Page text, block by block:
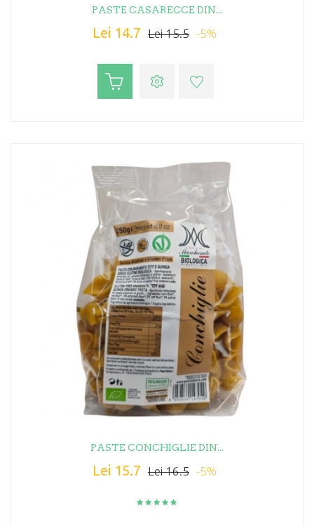
PASTE CASARECCE DIN...
Lei 14.7 Lei 15.5 -5%
PASTE CONCHIGLIE DIN...
Lei 15.7 Lei 16.5 -5%